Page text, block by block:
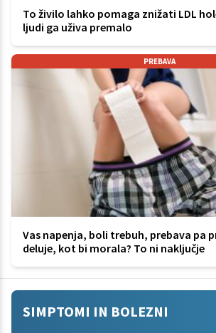
To živilo lahko pomaga znižati LDL
ljudi ga uživa premalo
PREBAVA
Vas napenja, boli trebuh, prebava pa
deluje, kot bi morala? To ni naključje
SIMPTOMI IN BOLEZNI